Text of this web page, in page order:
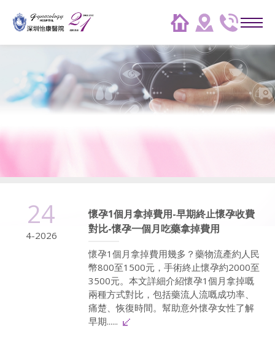
24
4-2026
懷孕1個月拿掉費用-早期終止懷孕收費
對比-懷孕一個月吃藥拿掉費用
懷孕1個月拿掉費用幾多？藥物流產約人民
幣800至1500元，手術終止懷孕約2000至
3500元。本文詳細介紹懷孕1個月拿掉嘅
兩種方式對比，包括藥流人流嘅成功率、
痛楚、恢復時間。幫助意外懷孕女性了解
早期......